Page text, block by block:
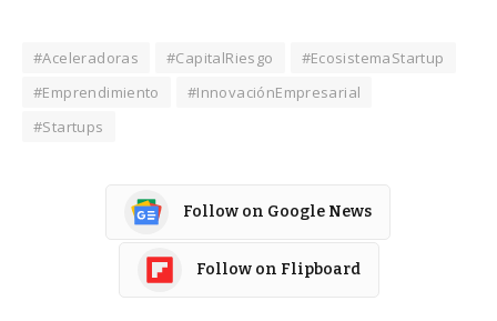
#Aceleradoras #CapitalRiesgo
#EcosistemaStartup
#Emprendimiento
#InnovaciónEmpresarial
#Startups
Follow on Google News
Follow on Flipboard